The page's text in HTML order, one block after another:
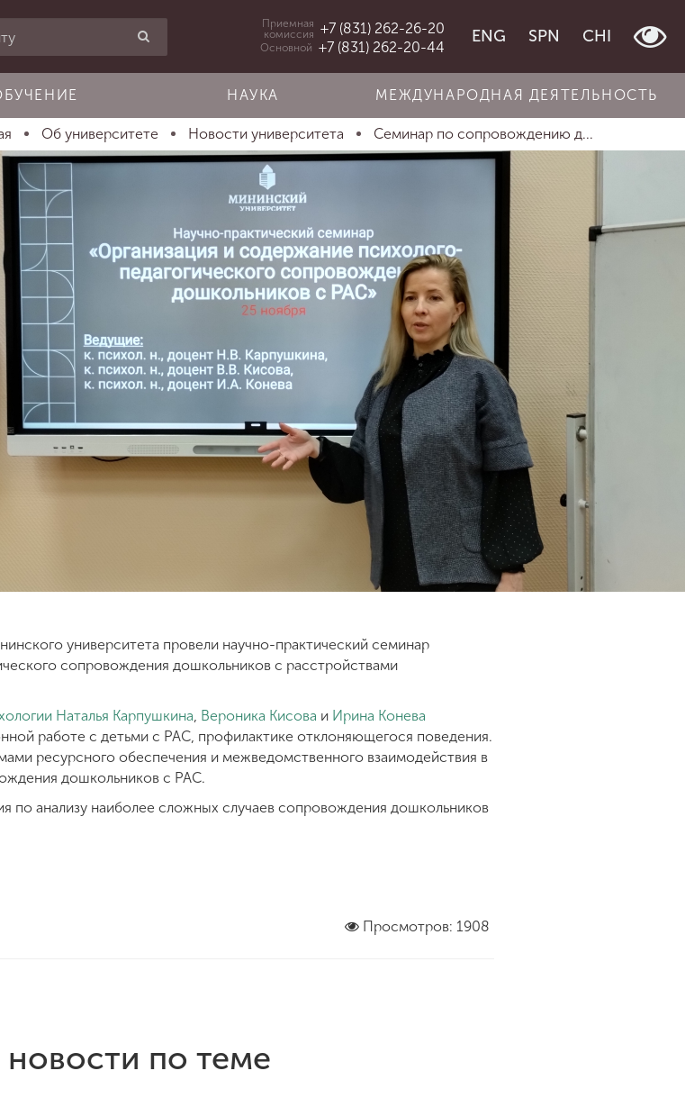
Приемная
комиссия +7 (831) 262-26-20
Основной +7 (831) 262-20-44
ENG SPN CHI
НАУКА МЕЖДУНАРОДНАЯ ДЕЯТЕЛЬНОСТЬ
Об университете Новости университета Семинар по сопровождению д...
университета провели научно-практический семинар
сопровождения дошкольников с расстройствами
Наталья Карпушкина, Вероника Кисова и Ирина Конева
работе с детьми с РАС, профилактике отклоняющегося поведения.
ресурсного обеспечения и межведомственного взаимодействия в
дошкольников с РАС.
по анализу наиболее сложных случаев сопровождения дошкольников
Просмотров: 1908
новости по теме